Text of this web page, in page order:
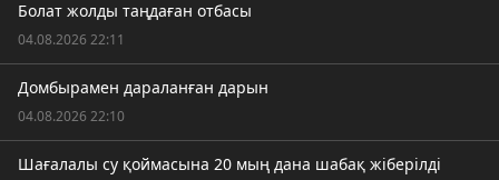
Болат жолды таңдаған отбасы
04.08.2026 22:11
Домбырамен дараланған дарын
04.08.2026 22:10
Шағалалы су қоймасына 20 мың дана шабақ жіберілді